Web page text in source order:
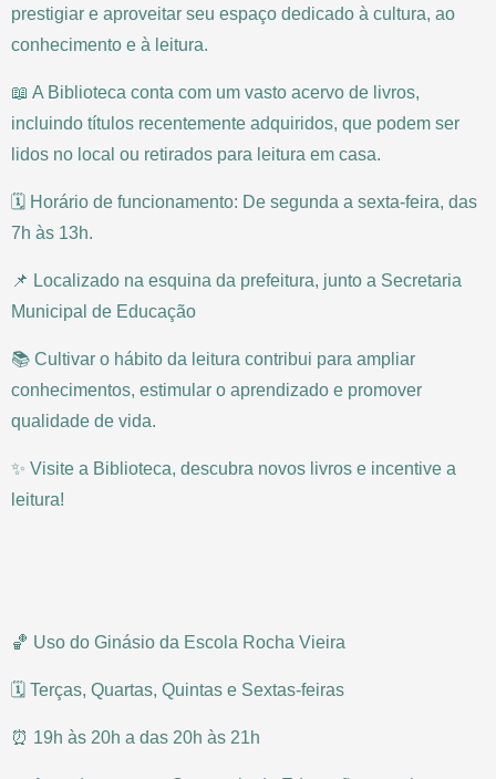
prestigiar e aproveitar seu espaço dedicado à cultura, ao
conhecimento e à leitura.
📖 A Biblioteca conta com um vasto acervo de livros,
incluindo títulos recentemente adquiridos, que podem ser
lidos no local ou retirados para leitura em casa.
🗓 Horário de funcionamento: De segunda a sexta-feira, das
7h às 13h.
📌 Localizado na esquina da prefeitura, junto a Secretaria
Municipal de Educação
📚 Cultivar o hábito da leitura contribui para ampliar
conhecimentos, estimular o aprendizado e promover
qualidade de vida.
✨ Visite a Biblioteca, descubra novos livros e incentive a
leitura!
🏀 Uso do Ginásio da Escola Rocha Vieira
🗓 Terças, Quartas, Quintas e Sextas-feiras
⏰ 19h às 20h a das 20h às 21h